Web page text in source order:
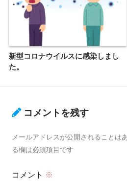
新型コロナウイルスに感染しまし
た。
コメントを残す
メールアドレスが公開されることは
る欄は必須項目です
コメント ※